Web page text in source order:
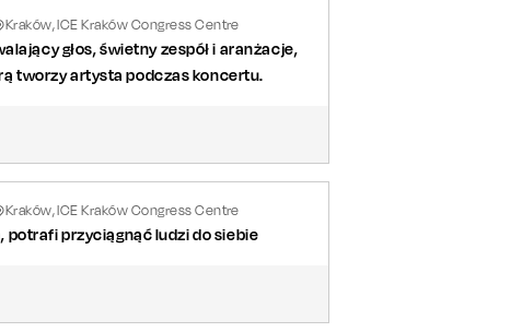
Kraków, ICE Kraków Congress Centre
głos, świetny zespół i aranżacje,
tworzy artysta podczas koncertu.
Kraków, ICE Kraków Congress Centre
potrafi przyciągnąć ludzi do siebie